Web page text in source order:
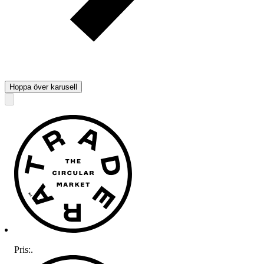
Hoppa över karusell
Pris:.